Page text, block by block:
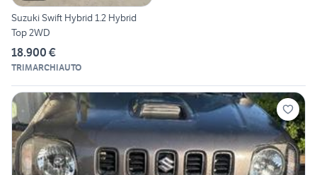
Suzuki Swift Hybrid 1.2 Hybrid
Top 2WD
18.900 €
TRIMARCHIAUTO